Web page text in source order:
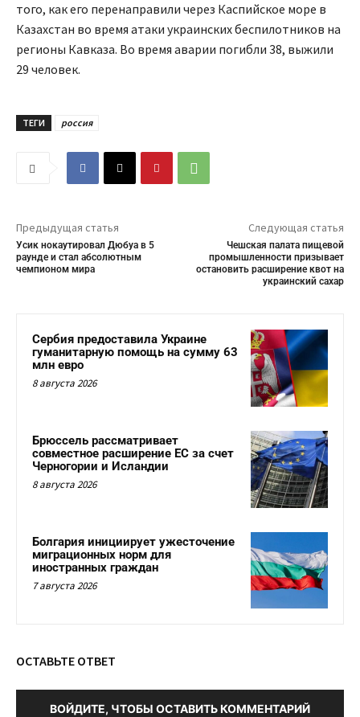
того, как его перенаправили через Каспийское море в
Казахстан во время атаки украинских беспилотников на
регионы Кавказа. Во время аварии погибли 38, выжили
29 человек.
ТЕГИ россия
Предыдущая статья
Усик нокаутировал Дюбуа в 5
раунде и стал абсолютным
чемпионом мира
Следующая статья
Чешская палата пищевой
промышленности призывает
остановить расширение квот на
украинский сахар
Сербия предоставила Украине
гуманитарную помощь на сумму 63
млн евро
8 августа 2026
Брюссель рассматривает
совместное расширение ЕС за счет
Черногории и Исландии
8 августа 2026
Болгария инициирует ужесточение
миграционных норм для
иностранных граждан
7 августа 2026
ОСТАВЬТЕ ОТВЕТ
ВОЙДИТЕ, ЧТОБЫ ОСТАВИТЬ КОММЕНТАРИЙ